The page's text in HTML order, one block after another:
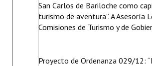
San Carlos de Bariloche como
turismo de aventura”. A Asesoría
Comisiones de Turismo y de
Proyecto de Ordenanza 029/12: